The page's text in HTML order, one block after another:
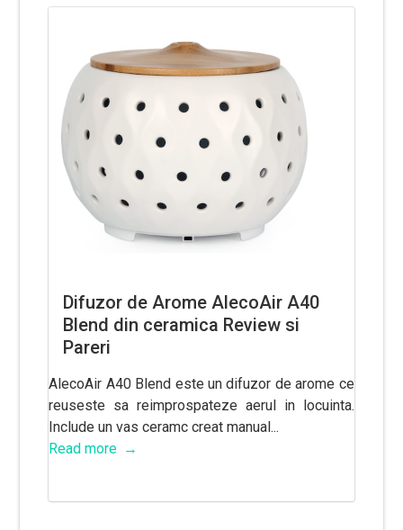
Difuzor de Arome AlecoAir A40
Blend din ceramica Review si
Pareri
AlecoAir A40 Blend este un difuzor de arome ce
reuseste sa reimprospateze aerul in locuinta.
Include un vas ceramc creat manual...
Read more